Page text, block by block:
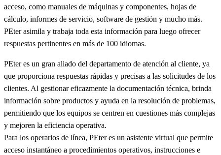
acceso, como manuales de máquinas y componentes, hojas de
cálculo, informes de servicio, software de gestión y mucho más.
PEter asimila y trabaja toda esta información para luego ofrecer
respuestas pertinentes en más de 100 idiomas.
PEter es un gran aliado del departamento de atención al cliente, ya
que proporciona respuestas rápidas y precisas a las solicitudes de los
clientes. Al gestionar eficazmente la documentación técnica, brinda
información sobre productos y ayuda en la resolución de problemas,
permitiendo que los equipos se centren en cuestiones más complejas
y mejoren la eficiencia operativa.
Para los operarios de línea, PEter es un asistente virtual que permite
acceso instantáneo a procedimientos operativos, instrucciones e